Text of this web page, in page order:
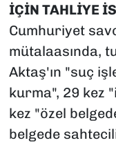
İÇİN TAHLİYE
Cumhuriyet
mütalaasında,
Aktaş'ın "suç
kurma", 29 kez
kez "özel
belgede